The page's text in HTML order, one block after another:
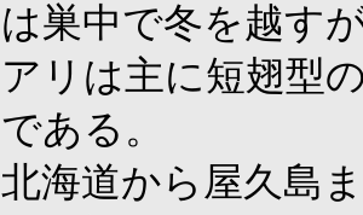
は巣中で冬を越す
アリは主に短翅型
である。
北海道から屋久島